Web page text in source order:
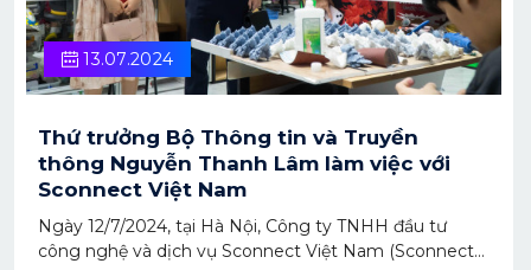
13.07.2024
Thứ trưởng Bộ Thông tin và Truyền
thông Nguyễn Thanh Lâm làm việc với
Sconnect Việt Nam
Ngày 12/7/2024, tại Hà Nội, Công ty TNHH đầu tư
công nghệ và dịch vụ Sconnect Việt Nam (Sconnect)